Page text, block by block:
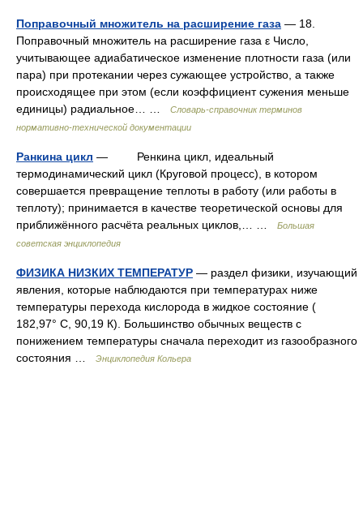
Поправочный множитель на расширение газа — 18.
Поправочный множитель на расширение газа ε Число,
учитывающее адиабатическое изменение плотности газа (или
пара) при протекании через сужающее устройство, а также
происходящее при этом (если коэффициент сужения меньше
единицы) радиальное… …
Словарь-справочник терминов
нормативно-технической документации
Ранкина цикл — Ренкина цикл, идеальный
термодинамический цикл (Круговой процесс), в котором
совершается превращение теплоты в работу (или работы в
теплоту); принимается в качестве теоретической основы для
приближённого расчёта реальных циклов,… …
Большая
советская энциклопедия
ФИЗИКА НИЗКИХ ТЕМПЕРАТУР — раздел физики, изучающий
явления, которые наблюдаются при температурах ниже
температуры перехода кислорода в жидкое состояние (
182,97° С, 90,19 К). Большинство обычных веществ с
понижением температуры сначала переходит из газообразного
состояния …
Энциклопедия Кольера